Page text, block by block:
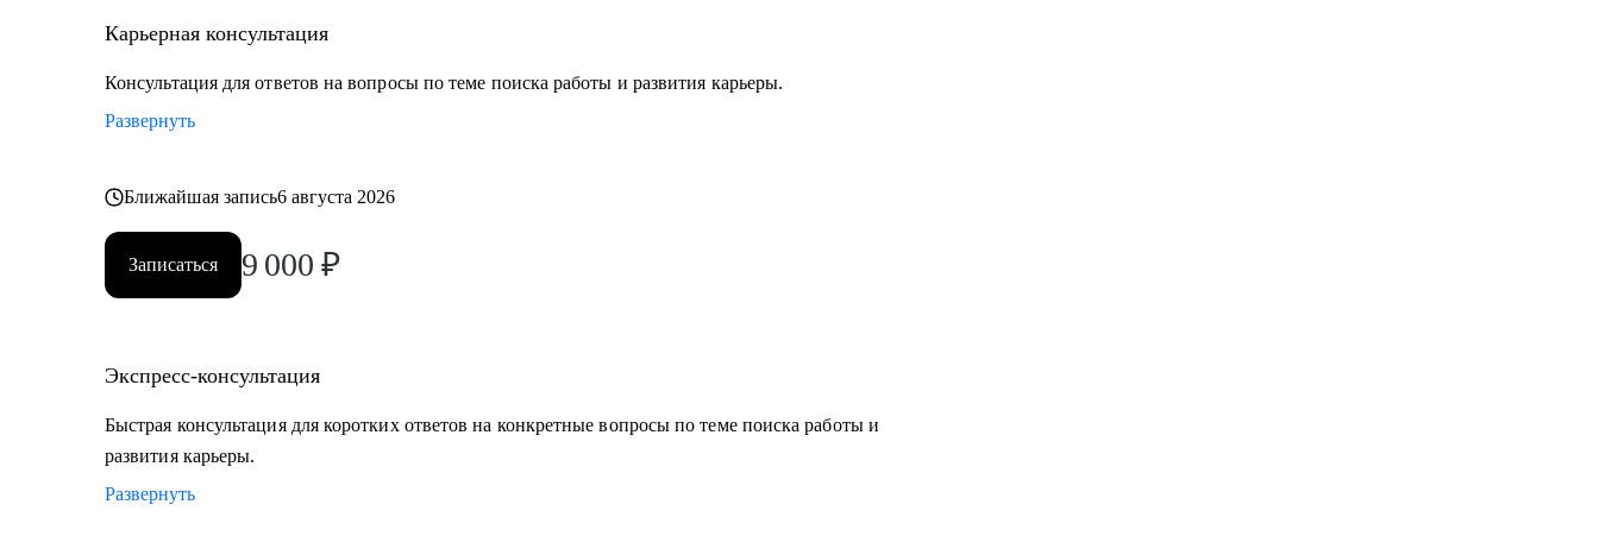
Карьерная консультация
Консультация для ответов на вопросы по теме поиска работы и развития карьеры.
Развернуть
Ближайшая запись6 августа 2026
Записаться 9 000 ₽
Экспресс-консультация
Быстрая консультация для коротких ответов на конкретные вопросы по теме поиска работы и
развития карьеры.
Развернуть